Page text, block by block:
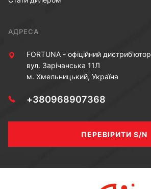
АДРЕСА
FORTUNA - офіційний дистриб'ютор
вул. Зарічанська 11Л
м. Хмельницький, Україна
+380968907368
ПЕРЕВІРИТИ S/N